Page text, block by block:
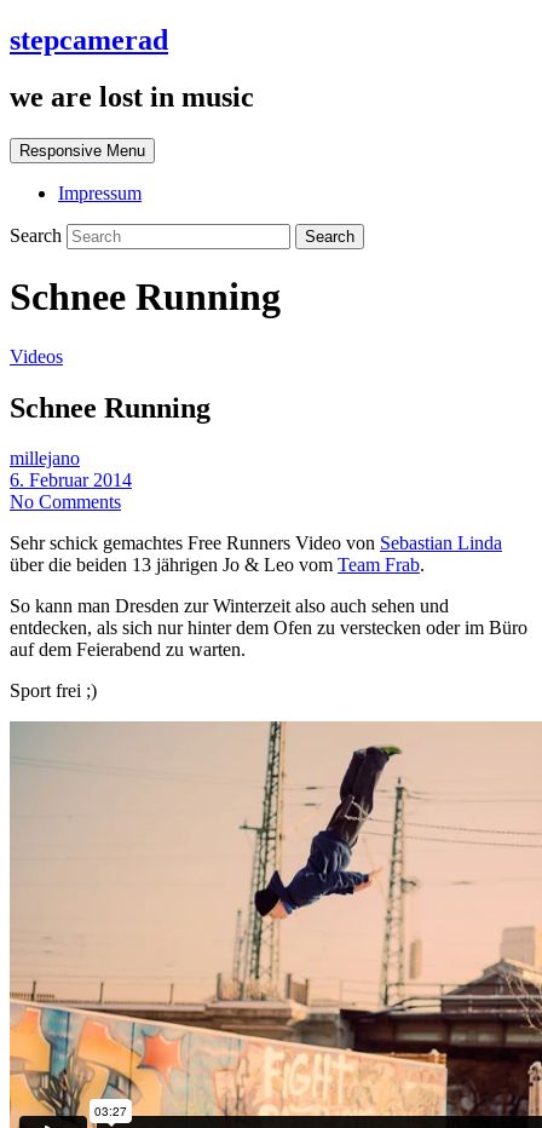
stepcamerad
we are lost in music
Responsive Menu
Impressum
Search
Schnee Running
Videos
Schnee Running
millejano
6. Februar 2014
No Comments
Sehr schick gemachtes Free Runners Video von Sebastian Linda
über die beiden 13 jährigen Jo & Leo vom Team Frab.
So kann man Dresden zur Winterzeit also auch sehen und
entdecken, als sich nur hinter dem Ofen zu verstecken oder im Büro
auf dem Feierabend zu warten.
Sport frei ;)